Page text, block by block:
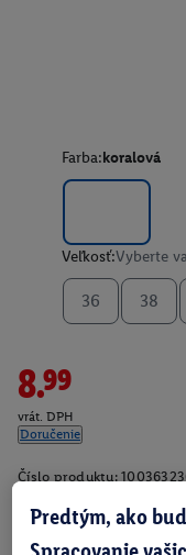
Farba:koralová
Veľkosť:Vyberte
36 38
8.99
vrát. DPH
Doručenie
Číslo produktu:
Zistite svoju veľkosť
Predtým, ako
Spracovanie